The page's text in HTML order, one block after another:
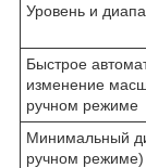
Уровень и
Быстрое
изменение
ручном режиме
Минимальный
ручном режиме)